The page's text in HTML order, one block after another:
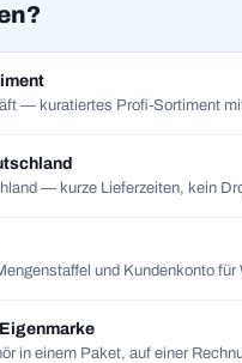
— kuratiertes Profi-Sortiment
— kurze Lieferzeiten, kein
und Kundenkonto für
in einem Paket, auf einer